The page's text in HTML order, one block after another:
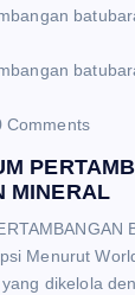
Comments
MINERAL
Menurut
dikelola